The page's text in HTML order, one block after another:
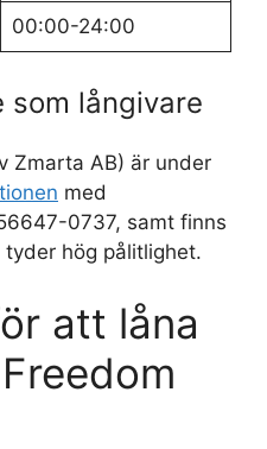
00:00-24:00
som långivare
Zmarta AB) är under
med
0737, samt finns
tyder hög pålitlighet.
att låna